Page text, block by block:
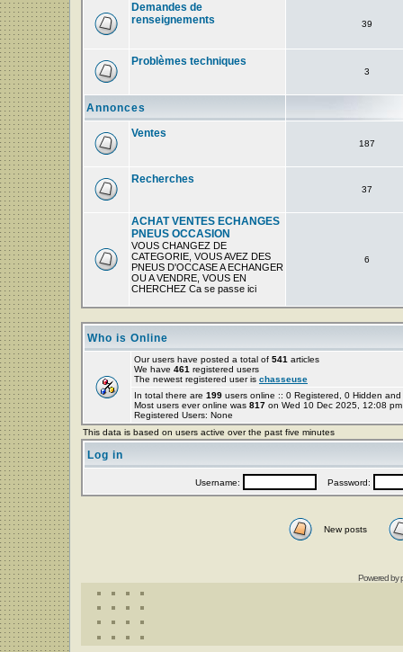
Demandes de
renseignements
39
Problèmes techniques
3
Annonces
Ventes
187
Recherches
37
ACHAT VENTES ECHANGES
PNEUS OCCASION
VOUS CHANGEZ DE
CATEGORIE, VOUS AVEZ DES
PNEUS D'OCCASE A ECHANGER
OU A VENDRE, VOUS EN
CHERCHEZ Ca se passe ici
6
Who is Online
Our users have posted a total of 541 articles
We have 461 registered users
The newest registered user is chasseuse
In total there are 199 users online :: 0 Registered, 0 Hidden
Most users ever online was 817 on Wed 10 Dec 2025, 12:08 pm
Registered Users: None
This data is based on users active over the past five minutes
Log in
Username: Password:
New posts
Powered by